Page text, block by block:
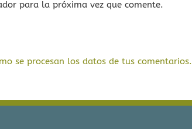
para la próxima vez que comente.
se procesan los datos de tus comentarios.